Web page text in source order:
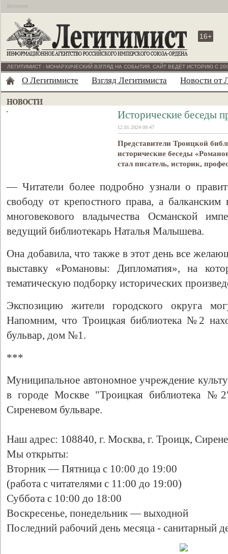
Бесплатно
16+
ЛЕГИТИМИСТ - МОНАРХИЧЕСКИЙ ВЗГЛЯД НА СОБЫТИЯ. САЙТ ВЕДЁТ ИСТОРИЮ С
О Легитимисте Взгляд Легитимиста Новости от
Исторические беседы
12.01.2024 09:47
Представители Троицкой
исторические беседы
стал писатель, историк,
— Читатели более подробно узнали о
свободу от крепостного права, а
многовекового владычества Османской
ведущий библиотекарь Наталья Малышева.
Она добавила, что также в этот день все
выставку «Романовы: Дипломатия», на
тематическую подборку исторических
Экспозицию жители городского округа
Напомним, что Троицкая библиотека №2
бульвар, дом №1.
***
Муниципальное автономное учреждение
в городе Москве "Троицкая библиотека
Сиреневом бульваре.
Наш адрес: 108840, г. Москва, г. Троицк,
Мы открыты:
Вторник — Пятница с 10:00 до 19:00
(работа с читателями с 11:00 до 19:00)
Суббота с 10:00 до 18:00
Воскресенье, понедельник — выходной
Последний рабочий день месяца - санитарный